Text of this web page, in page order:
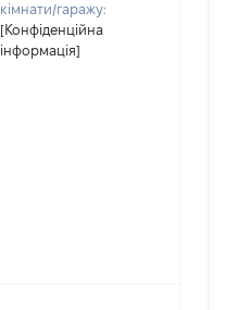
кімнати/гаражу:
[Конфіденційна
інформація]